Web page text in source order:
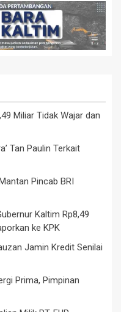
Miliar Tidak Wajar dan
Tan Paulin Terkait
Pincab BRI
Kaltim Rp8,49
ke KPK
Jamin Kredit Senilai
Prima, Pimpinan